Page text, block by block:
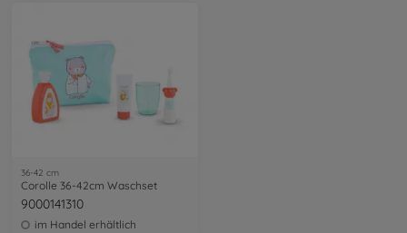
36-42 cm
Corolle 36-42cm Waschset
9000141310
im Handel erhältlich